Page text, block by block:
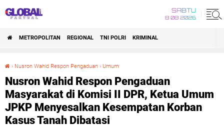
SABTU
8 08 2026
METROPOLITAN REGIONAL TNI POLRI KRIMINAL
› Nusron Wahid Respon Pengaduan › Umum
Nusron Wahid Respon Pengaduan
Masyarakat di Komisi II DPR, Ketua Umum
JPKP Menyesalkan Kesempatan Korban
Kasus Tanah Dibatasi